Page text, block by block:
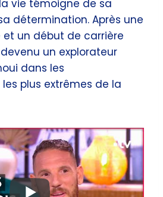
vie témoigne de sa
détermination. Après une
un début de carrière
un explorateur
dans les
plus extrêmes de la